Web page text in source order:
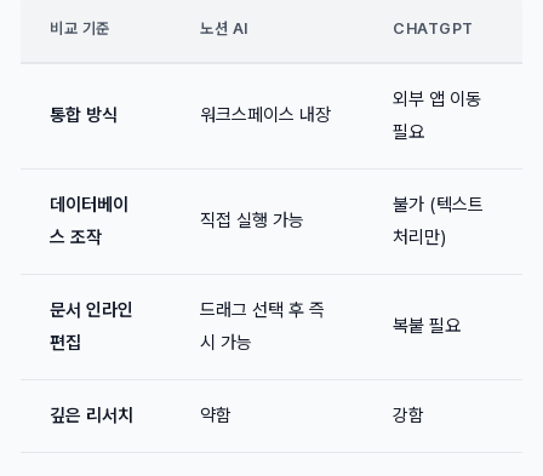
비교 기준 노션 AI CHATGPT
통합 방식 워크스페이스 내장
외부 앱 이동
필요
데이터베이
스 조작
직접 실행 가능
불가 (텍스트
처리만)
문서 인라인
편집
드래그 선택 후 즉
시 가능
복붙 필요
깊은 리서치 약함 강함